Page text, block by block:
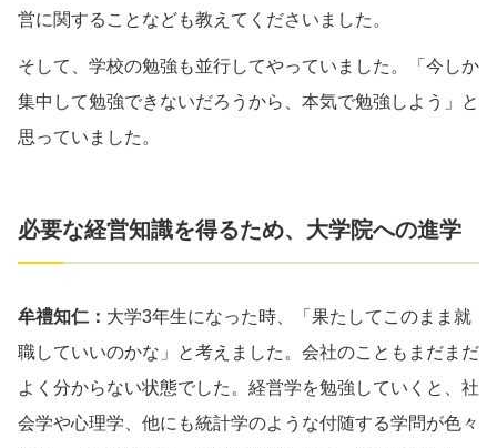
営に関することなども教えてくださいました。
そして、学校の勉強も並行してやっていました。「今しか
集中して勉強できないだろうから、本気で勉強しよう」と
思っていました。
必要な経営知識を得るため、大学院への進学
牟禮知仁： 大学3年生になった時、「果たしてこのまま就
職していいのかな」と考えました。会社のこともまだまだ
よく分からない状態でした。経営学を勉強していくと、社
会学や心理学、他にも統計学のような付随する学問が色々